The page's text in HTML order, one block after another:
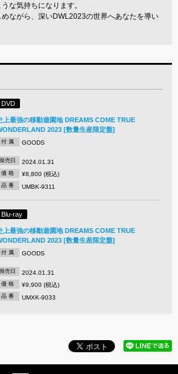
な気持ちになります。
ながら、深いDWL2023の世界へあなたを導い
DVD
上最強の移動遊園地 DREAMS COME TRUE
2023 [数量生産限定盤]
付 属 GOODS
発売日 2024.01.31
価 格 ¥8,800 (税込)
品 番 UMBK-9311
Blu-ray
上最強の移動遊園地 DREAMS COME TRUE
2023 [数量生産限定盤]
付 属 GOODS
発売日 2024.01.31
価 格 ¥9,900 (税込)
品 番 UMXK-9033